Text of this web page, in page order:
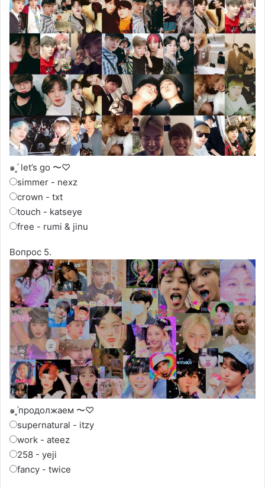
๑ˊ͈ let’s go 〜♡
simmer - nexz
crown - txt
touch - katseye
free - rumi & jinu
Вопрос 5.
๑ˊ͈продолжаем 〜♡
supernatural - itzy
work - ateez
258 - yeji
fancy - twice